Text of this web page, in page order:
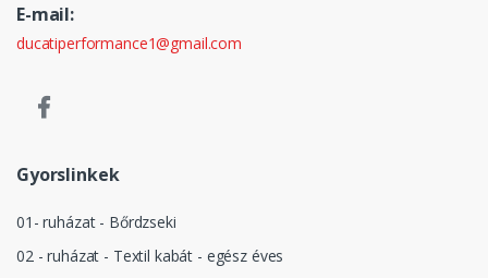
E-mail:
ducatiperformance1@gmail.com
Gyorslinkek
01- ruházat - Bőrdzseki
02 - ruházat - Textil kabát - egész éves